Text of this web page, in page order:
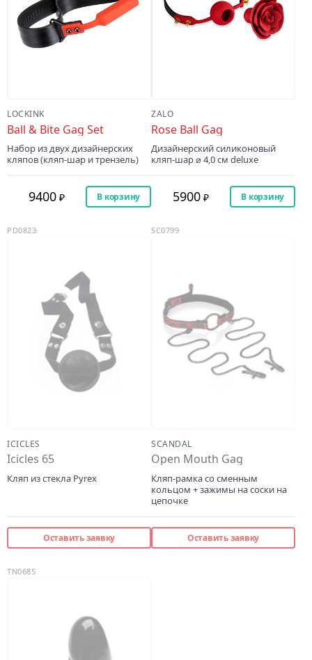
LOCKINK
Ball & Bite Gag Set
Набор из двух дизайнерских
кляпов (кляп-шар и трензель)
9400 В корзину
ZALO
Rose Ball Gag
Дизайнерский силиконовый
кляп-шар ⌀ 4,0 см deluxe
5900 В корзину
ICICLES
Icicles 65
Кляп из стекла Pyrex
PD0823
Оставить заявку
SCANDAL
Open Mouth Gag
Кляп-рамка со сменным
кольцом + зажимы на соски на
цепочке
SC0799
Оставить заявку
TN0685